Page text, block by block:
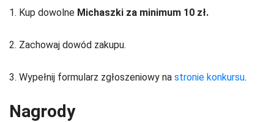
1. Kup dowolne Michaszki za minimum 10 zł.
2. Zachowaj dowód zakupu.
3. Wypełnij formularz zgłoszeniowy na stronie konkursu.
Nagrody